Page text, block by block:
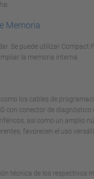
Memoria
Se puede utilizar Compact
la memoria interna.
los cables de
con conector de diagnóstico
así como un amplio
favorecen el uso
técnica de los respectivos